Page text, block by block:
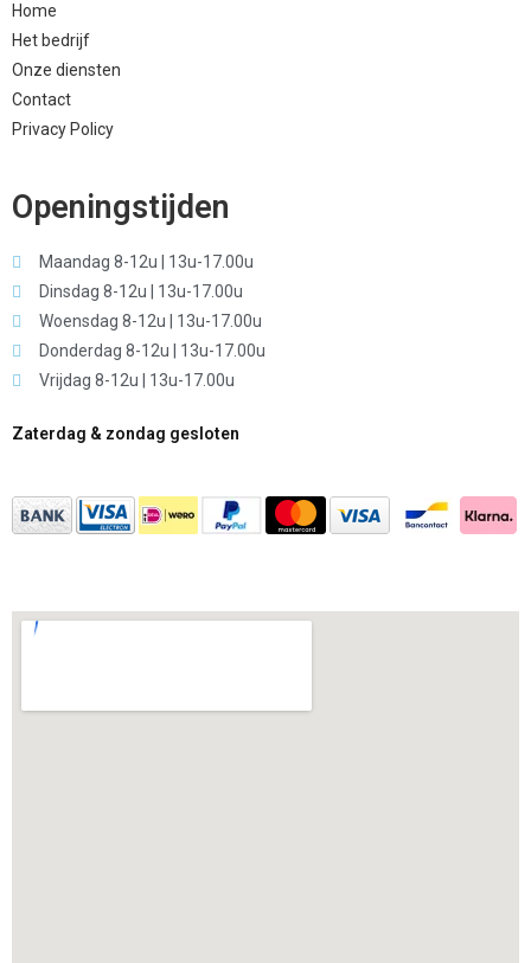
Home
Het bedrijf
Onze diensten
Contact
Privacy Policy
Openingstijden
Maandag 8-12u | 13u-17.00u
Dinsdag 8-12u | 13u-17.00u
Woensdag 8-12u | 13u-17.00u
Donderdag 8-12u | 13u-17.00u
Vrijdag 8-12u | 13u-17.00u
Zaterdag & zondag gesloten